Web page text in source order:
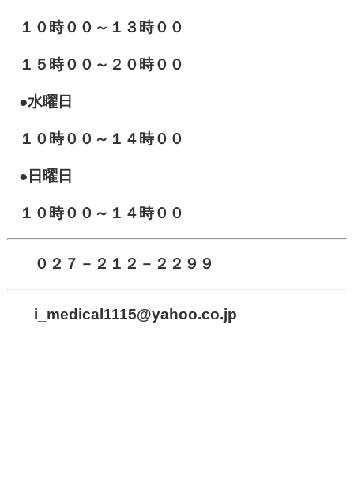
１０時００～１３時００
１５時００～２０時００
●水曜日
１０時００～１４時００
●日曜日
１０時００～１４時００
０２７－２１２－２２９９
i_medical1115@yahoo.co.jp